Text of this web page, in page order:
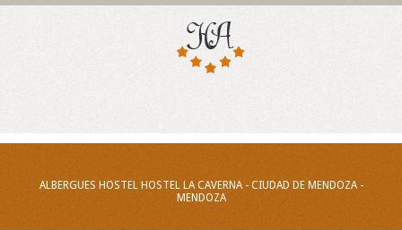
ALBERGUES HOSTEL HOSTEL LA CAVERNA - CIUDAD DE MENDOZA -
MENDOZA